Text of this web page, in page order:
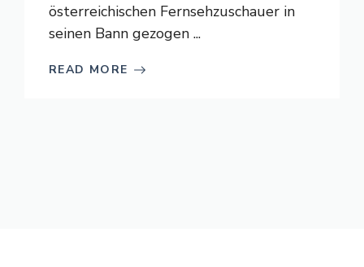
österreichischen Fernsehzuschauer in
seinen Bann gezogen ...
READ MORE